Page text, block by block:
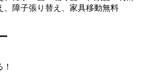
、障子張り替え、家具移動無料